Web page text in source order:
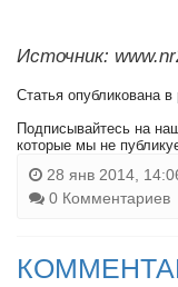
Источник:
Статья опубликована в
Подписывайтесь на
которые мы не
28 янв 2014,
0 Комментариев